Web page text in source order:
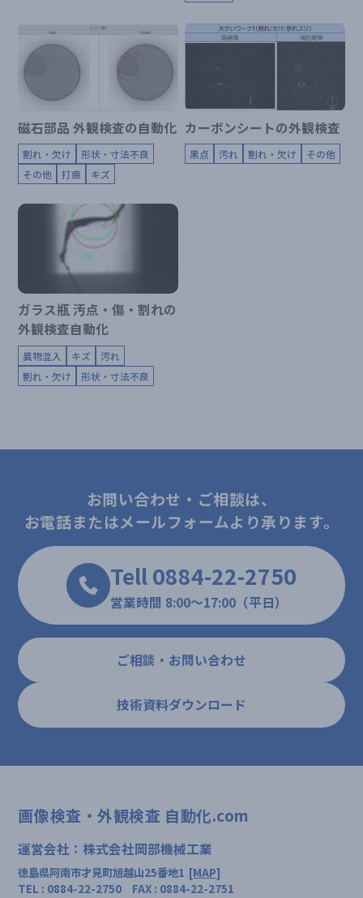
磁石部品 外観検査の自動化
割れ・欠け
形状・寸法不良
その他
打痕 キズ
カーボンシートの外観検査
黒点 汚れ 割れ・欠け その他
ガラス瓶 汚点・傷・割れの
外観検査自動化
異物混入 キズ
汚れ
割れ・欠け
形状・寸法不良
お問い合わせ・ご相談は、
お電話またはメールフォームより承ります。
Tell 0884-22-2750
営業時間 8:00～17:00（平日）
ご相談・お問い合わせ
技術資料ダウンロード
画像検査・外観検査 自動化.com
運営会社：株式会社岡部機械工業
徳島県阿南市才見町旭越山25番地1 [MAP]
TEL : 0884-22-2750 FAX : 0884-22-2751